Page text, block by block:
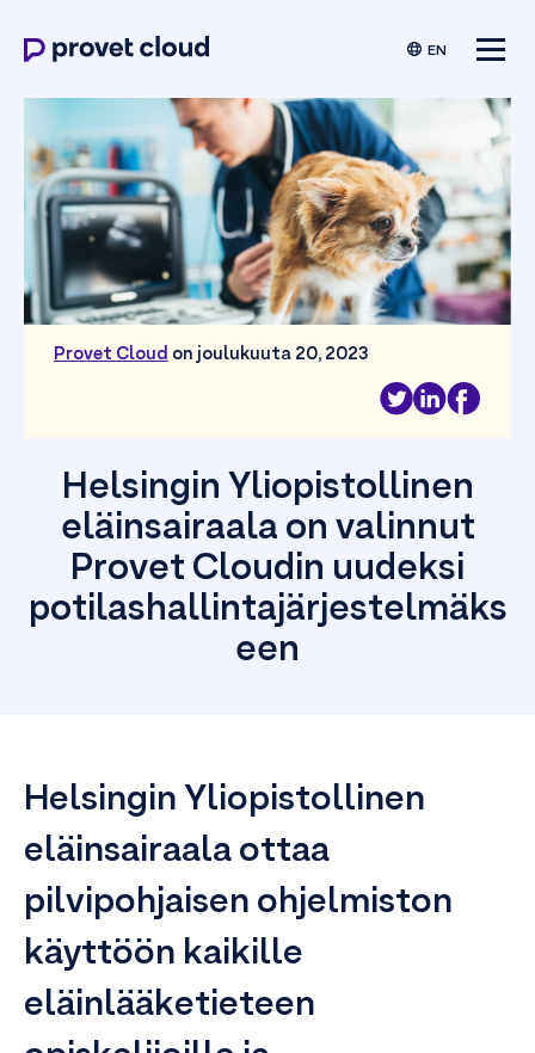
EN
Provet Cloudon joulukuuta 20, 2023
Helsingin Yliopistollinen
eläinsairaala on valinnut
Provet Cloudin uudeksi
potilashallintajärjestelmäks
een
Helsingin Yliopistollinen
eläinsairaala ottaa
pilvipohjaisen ohjelmiston
käyttöön kaikille
eläinlääketieteen